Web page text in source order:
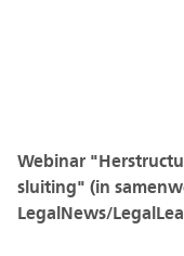
Webinar
sluiting" (in
LegalNews/